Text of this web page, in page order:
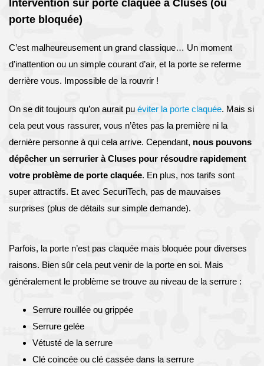
Intervention sur porte claquée à Cluses (ou
porte bloquée)
C’est malheureusement un grand classique… Un moment
d’inattention ou un simple courant d’air, et la porte se referme
derrière vous. Impossible de la rouvrir !
On se dit toujours qu’on aurait pu éviter la porte claquée. Mais si
cela peut vous rassurer, vous n’êtes pas la première ni la
dernière personne à qui cela arrive. Cependant, nous pouvons
dépêcher un serrurier à Cluses pour résoudre rapidement
votre problème de porte claquée. En plus, nos tarifs sont
super attractifs. Et avec SecuriTech, pas de mauvaises
surprises (plus de détails sur simple demande).
Parfois, la porte n’est pas claquée mais bloquée pour diverses
raisons. Bien sûr cela peut venir de la porte en soi. Mais
généralement le problème se trouve au niveau de la serrure :
Serrure rouillée ou grippée
Serrure gelée
Vétusté de la serrure
Clé coincée ou clé cassée dans la serrure